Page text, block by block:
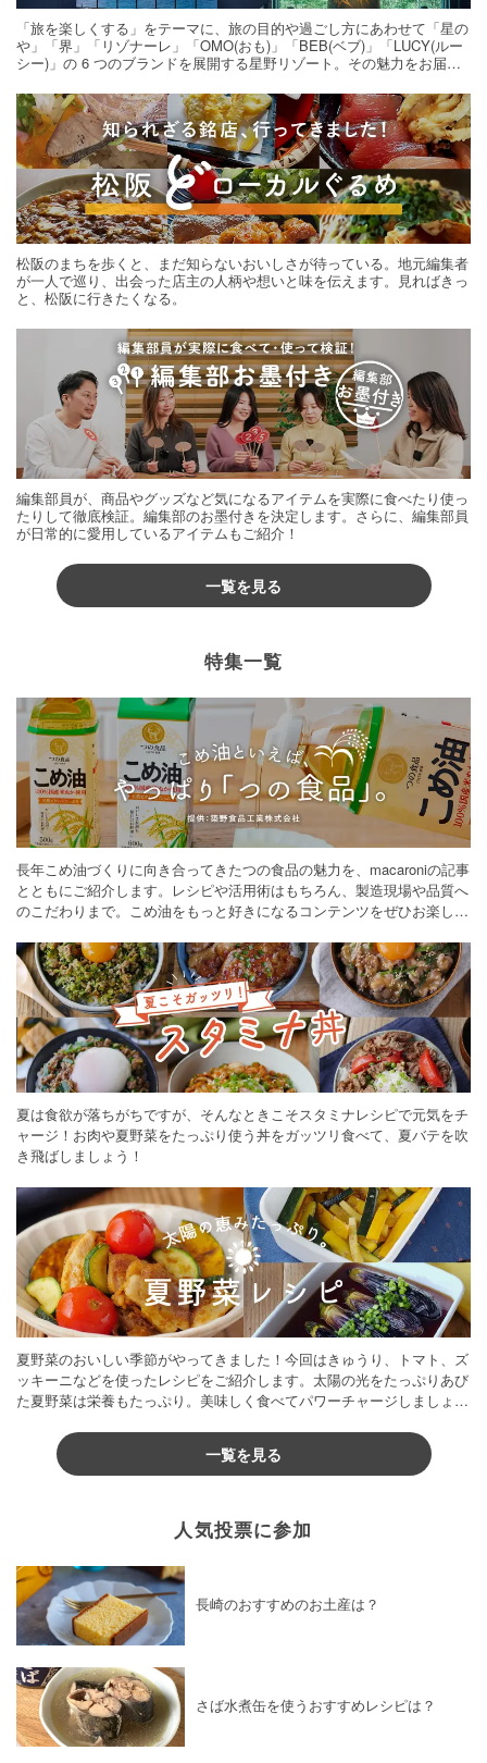
「旅を楽しくする」をテーマに、旅の目的や過ごし方にあわせて「星の
や」「界」「リゾナーレ」「OMO(おも)」「BEB(ベブ)」「LUCY(ルー
シー)」の 6 つのブランドを展開する星野リゾート。その魅力をお届け
松阪のまちを歩くと、まだ知らないおいしさが待っている。地元編集者
が一人で巡り、出会った店主の人柄や想いと味を伝えます。見ればきっ
と、松阪に行きたくなる。
編集部員が、商品やグッズなど気になるアイテムを実際に食べたり使っ
たりして徹底検証。編集部のお墨付きを決定します。さらに、編集部員
が日常的に愛用しているアイテムもご紹介！
一覧を見る
特集一覧
長年こめ油づくりに向き合ってきたつの食品の魅力を、macaroniの記事
とともにご紹介します。レシピや活用術はもちろん、製造現場や品質へ
のこだわりまで。こめ油をもっと好きになるコンテンツをぜひお楽しみ
夏は食欲が落ちがちですが、そんなときこそスタミナレシピで元気をチ
ャージ！お肉や夏野菜をたっぷり使う丼をガッツリ食べて、夏バテを吹
き飛ばしましょう！
夏野菜のおいしい季節がやってきました！今回はきゅうり、トマト、ズ
ッキーニなどを使ったレシピをご紹介します。太陽の光をたっぷりあび
た夏野菜は栄養もたっぷり。美味しく食べてパワーチャージしましょう
一覧を見る
人気投票に参加
長崎のおすすめのお土産は？
さば水煮缶を使うおすすめレシピは？